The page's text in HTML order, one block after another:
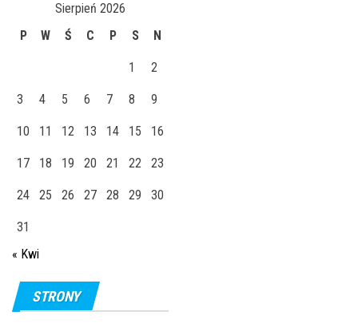
Sierpień 2026
P
W Ś C P S N
1 2
3 4 5 6 7 8 9
10 11 12 13 14 15 16
17 18 19 20 21 22 23
24 25 26 27 28 29 30
31
« Kwi
STRONY